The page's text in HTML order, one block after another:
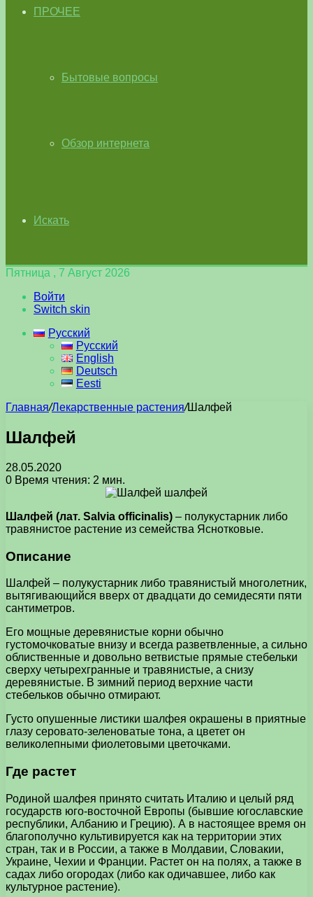
ПРОЧЕЕ
Бытовые вопросы
Обзор интернета
Искать
Пятница , 7 Август 2026
Войти
Switch skin
Русский
Русский
English
Deutsch
Eesti
Главная/Лекарственные растения/Шалфей
Шалфей
28.05.2020
0 Время чтения: 2 мин.
Шалфей (лат. Salvia officinalis) – полукустарник либо
травянистое растение из семейства Яснотковые.
Описание
Шалфей – полукустарник либо травянистый многолетник,
вытягивающийся вверх от двадцати до семидесяти пяти
сантиметров.
Его мощные деревянистые корни обычно
густомочковатые внизу и всегда разветвленные, а сильно
облиственные и довольно ветвистые прямые стебельки
сверху четырехгранные и травянистые, а снизу
деревянистые. В зимний период верхние части
стебельков обычно отмирают.
Густо опушенные листики шалфея окрашены в приятные
глазу серовато-зеленоватые тона, а цветет он
великолепными фиолетовыми цветочками.
Где растет
Родиной шалфея принято считать Италию и целый ряд
государств юго-восточной Европы (бывшие югославские
республики, Албанию и Грецию). А в настоящее время он
благополучно культивируется как на территории этих
стран, так и в России, а также в Молдавии, Словакии,
Украине, Чехии и Франции. Растет он на полях, а также в
садах либо огородах (либо как одичавшее, либо как
культурное растение).